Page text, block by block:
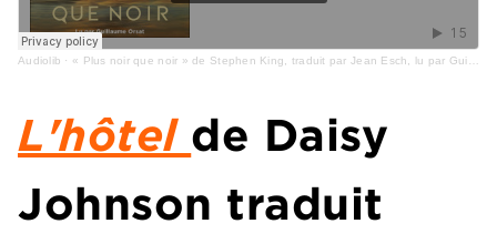
Audiolib · « Plus noir que noir » de Stephen King, traduit par Jean Esch, lu par Guillaume Orsat
L'hôtel de Daisy
Johnson traduit